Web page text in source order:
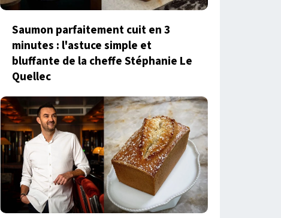
Saumon parfaitement cuit en 3
minutes : l'astuce simple et
bluffante de la cheffe Stéphanie Le
Quellec